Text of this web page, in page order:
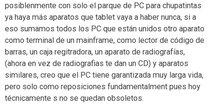
posiblenmente con solo el parque de PC para chupatintas
ya haya más aparatos que tablet vaya a haber nunca, si a
eso sumamos todos los PC que están unidos otro aparato
como terminal de un mainframe, como lector de código de
barras, un caja regitradora, un aparato de radiografías,
(ahora en vez de radiografias te dan un CD) y aparatos
similares, creo que el PC tiene garantizada muy larga vida,
pero solo como reposiciones fundamentalment pues hoy
técnicamente s no se quedan obsoletos.